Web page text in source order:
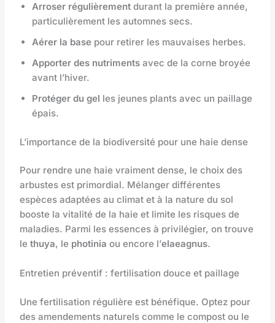
Arroser régulièrement durant la première année,
particulièrement les automnes secs.
Aérer la base pour retirer les mauvaises herbes.
Apporter des nutriments avec de la corne broyée
avant l’hiver.
Protéger du gel les jeunes plants avec un paillage
épais.
L’importance de la biodiversité pour une haie dense
Pour rendre une haie vraiment dense, le choix des
arbustes est primordial. Mélanger différentes
espèces adaptées au climat et à la nature du sol
booste la vitalité de la haie et limite les risques de
maladies. Parmi les essences à privilégier, on trouve
lethuya, le photinia ou encore l’elaeagnus.
Entretien préventif : fertilisation douce et paillage
Une fertilisation régulière est bénéfique. Optez pour
des amendements naturels comme le compost ou le